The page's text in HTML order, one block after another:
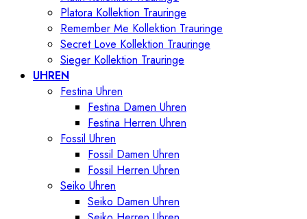
Platora Kollektion Trauringe
Remember Me Kollektion Trauringe
Secret Love Kollektion Trauringe
Sieger Kollektion Trauringe
UHREN
Festina Uhren
Festina Damen Uhren
Festina Herren Uhren
Fossil Uhren
Fossil Damen Uhren
Fossil Herren Uhren
Seiko Uhren
Seiko Damen Uhren